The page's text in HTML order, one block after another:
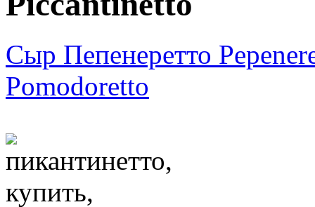
Сыр Пепенеретто
Pomodoretto